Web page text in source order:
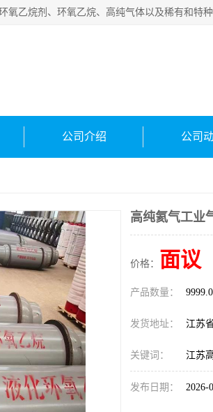
公司介绍 公司
高纯氦气工业
价格： 面议
产品数量：
发货地址： 江苏
关键词： 江苏
发布日期： 2026-